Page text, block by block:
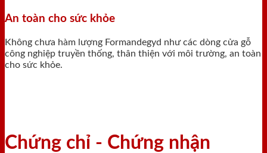
An toàn cho sức khỏe
Không chưa hàm lượng Formandegyd như các dòng cửa gỗ
công nghiệp truyền thống, thân thiện với môi trường, an toàn
cho sức khỏe.
Chứng chỉ - Chứng nhận